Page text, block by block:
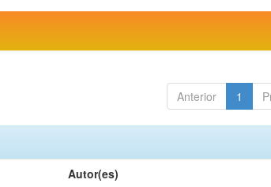
Anterior 1
Autor(es)